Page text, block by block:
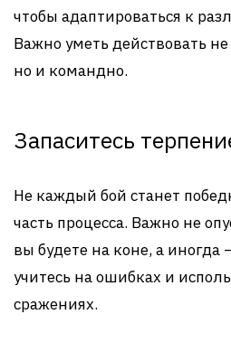
чтобы адаптироваться к
Важно уметь действовать
но и командно.
Запаситесь
Не каждый бой станет
часть процесса. Важно не
вы будете на коне, а иногда
учитесь на ошибках и
сражениях.